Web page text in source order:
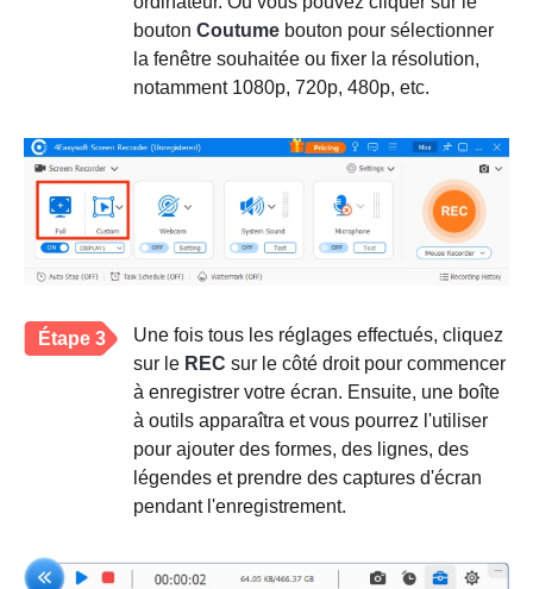
bouton Coutume bouton pour sélectionner
la fenêtre souhaitée ou fixer la résolution,
notamment 1080p, 720p, 480p, etc.
Étape 3
Une fois tous les réglages effectués, cliquez
sur le REC sur le côté droit pour commencer
à enregistrer votre écran. Ensuite, une boîte
à outils apparaîtra et vous pourrez l'utiliser
pour ajouter des formes, des lignes, des
légendes et prendre des captures d'écran
pendant l'enregistrement.